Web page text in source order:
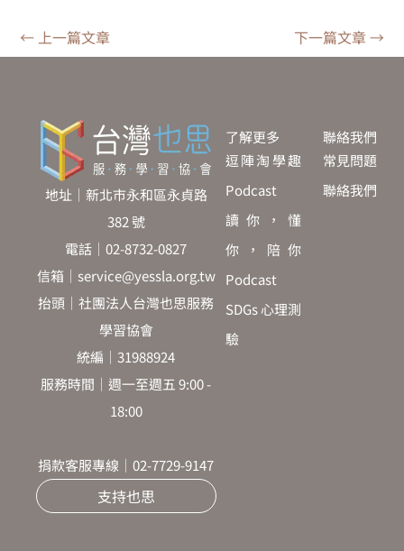
← 上一篇文章 下一篇文章 →
了解更多
逗陣淘學趣
Podcast
讀你，懂
你，陪你
Podcast
SDGs 心理測
驗
地址｜新北市永和區永貞路
382 號
電話｜02-8732-0827
信箱｜service@yessla.org.tw
抬頭｜社團法人台灣也思服務
學習協會
統編｜31988924
服務時間｜週一至週五 9:00 -
18:00
捐款客服專線｜02-7729-9147
支持也思
聯絡我們
常見問題
聯絡我們